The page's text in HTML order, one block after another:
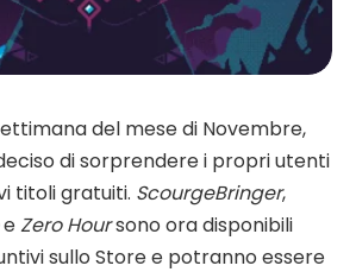
del mese di Novembre,
di sorprendere i propri utenti
titoli gratuiti. ScourgeBringer,
eZero Hoursono ora disponibili
sullo Store e potranno essere